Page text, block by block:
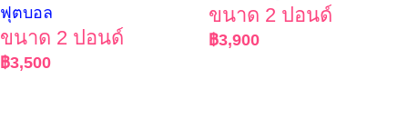
ฟุตบอล
ขนาด 2 ปอนด์
฿3,500
ขนาด 2 ปอนด์
฿3,900